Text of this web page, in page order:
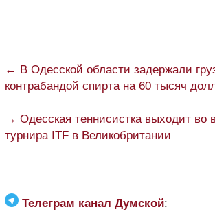
← В Одесской области задержали
контрабандой спирта на 60 тысяч
→ Одесская теннисистка выходит во
турнира ITF в Великобритании
Телеграм канал Думской: